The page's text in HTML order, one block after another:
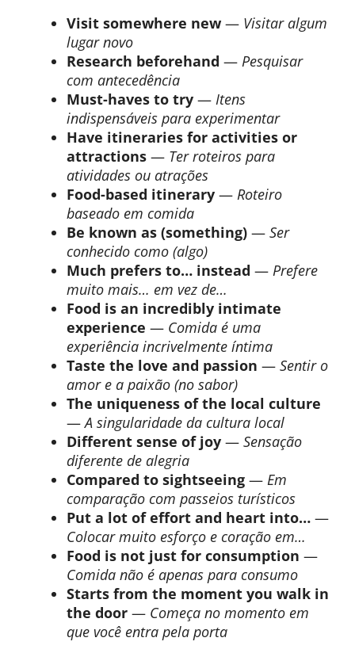
Visit somewhere new — Visitar algum
lugar novo
Research beforehand — Pesquisar
com antecedência
Must-haves to try — Itens
indispensáveis para experimentar
Have itineraries for activities or
attractions — Ter roteiros para
atividades ou atrações
Food-based itinerary — Roteiro
baseado em comida
Be known as (something) — Ser
conhecido como (algo)
Much prefers to… instead — Prefere
muito mais… em vez de…
Food is an incredibly intimate
experience — Comida é uma
experiência incrivelmente íntima
Taste the love and passion — Sentir o
amor e a paixão (no sabor)
The uniqueness of the local culture
—A singularidade da cultura local
Different sense of joy — Sensação
diferente de alegria
Compared to sightseeing — Em
comparação com passeios turísticos
Put a lot of effort and heart into… —
Colocar muito esforço e coração em…
Food is not just for consumption —
Comida não é apenas para consumo
Starts from the moment you walk in
the door — Começa no momento em
que você entra pela porta